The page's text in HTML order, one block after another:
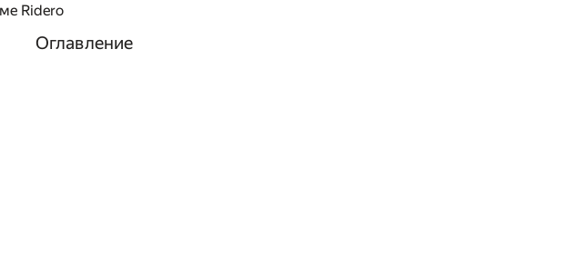
Ridero
Оглавление